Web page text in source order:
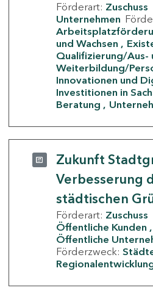
Förderart: Zuschuss
Unternehmen
und Wachsen
Qualifizierung/Aus-
Weiterbildung/
Innovationen und
Investitionen in
Beratung
Zukunft
Verbesserung
städtischen
Förderart: Zuschuss
Öffentliche Kunden
Öffentliche
Förderzweck: